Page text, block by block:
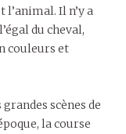
Il n’y a
du cheval,
couleurs et
scènes de
la course